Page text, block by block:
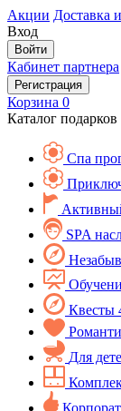
Акции Доставка
Вход
Войти
Кабинет партнера
Регистрация
Корзина 0
Каталог подарков
Спа
SPA
Квесты
Для